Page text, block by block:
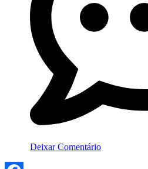
Deixar Comentário